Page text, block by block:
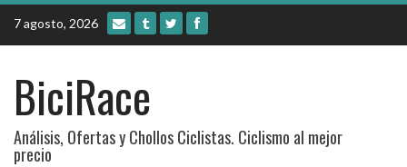
Skip
content
7 agosto, 2026
BiciRace
Análisis, Ofertas y Chollos Ciclistas. Ciclismo al mejor
precio